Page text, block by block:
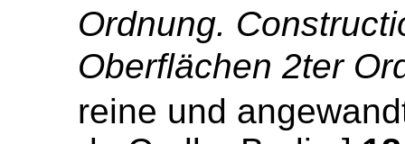
Ordnung.
Oberflächen 2ter
reine und